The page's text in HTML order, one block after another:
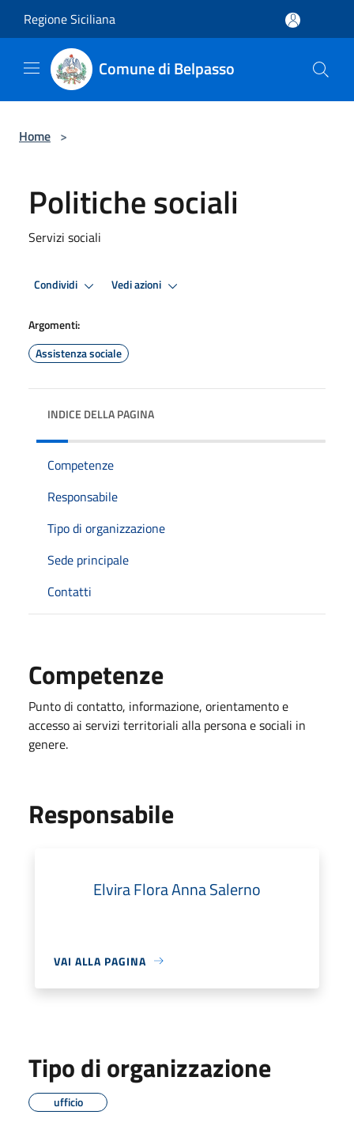
Regione Siciliana
Comune di Belpasso
Home >
Politiche sociali
Servizi sociali
Condividi Vedi azioni
Argomenti:
Assistenza sociale
INDICE DELLA PAGINA
Competenze
Responsabile
Tipo di organizzazione
Sede principale
Contatti
Competenze
Punto di contatto, informazione, orientamento e
accesso ai servizi territoriali alla persona e sociali in
genere.
Responsabile
Elvira Flora Anna Salerno
VAI ALLA PAGINA
Tipo di organizzazione
ufficio